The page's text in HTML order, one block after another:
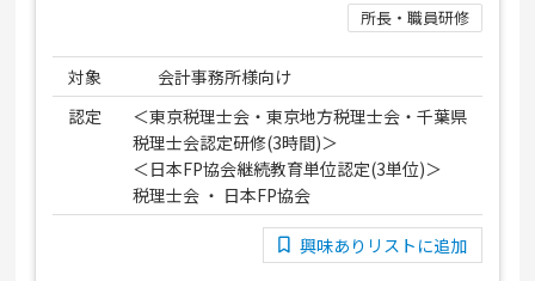
所長・職員研修
対象
会計事務所様向け
認定
＜東京税理士会・東京地方税理士会・千葉県
税理士会認定研修(3時間)＞
＜日本FP協会継続教育単位認定(3単位)＞
税理士会 ・ 日本FP協会
興味ありリストに追加